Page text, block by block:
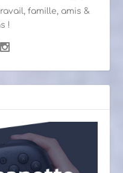
famille, amis &
!